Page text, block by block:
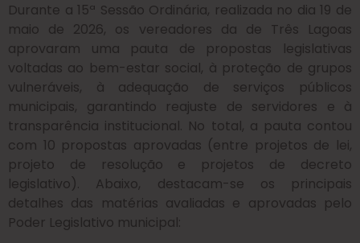
Durante a 15ª Sessão Ordinária, realizada no dia 19 de
maio de 2026, os vereadores da de Três Lagoas
aprovaram uma pauta de propostas legislativas
voltadas ao bem-estar social, à proteção de grupos
vulneráveis, à adequação de serviços públicos
municipais, garantindo reajuste de servidores e à
transparência institucional. No total, a pauta contou
com 10 propostas aprovadas (entre projetos de lei,
projeto de resolução e projetos de decreto
legislativo). Abaixo, destacam-se os principais
detalhes das matérias avaliadas e aprovadas pelo
Poder Legislativo municipal: